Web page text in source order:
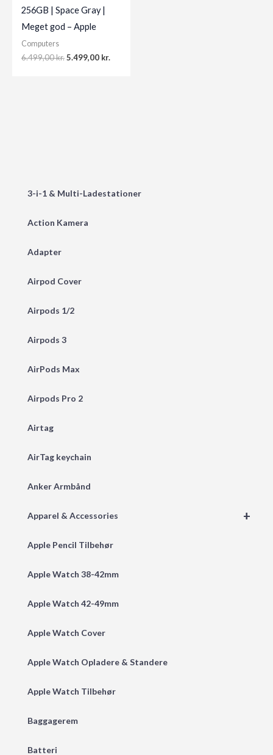
3-i-1 & Multi-Ladestationer
Action Kamera
Adapter
Airpod Cover
Airpods 1/2
Airpods 3
AirPods Max
Airpods Pro 2
Airtag
AirTag keychain
Anker Armbånd
+
Apparel & Accessories
Apple Pencil Tilbehør
Apple Watch 38-42mm
Apple Watch 42-49mm
Apple Watch Cover
Apple Watch Opladere & Standere
Apple Watch Tilbehør
Baggagerem
Batteri
256GB | Space Gray |
Meget god – Apple
Computers
6.499,00kr. Original
5.499,00 kr.